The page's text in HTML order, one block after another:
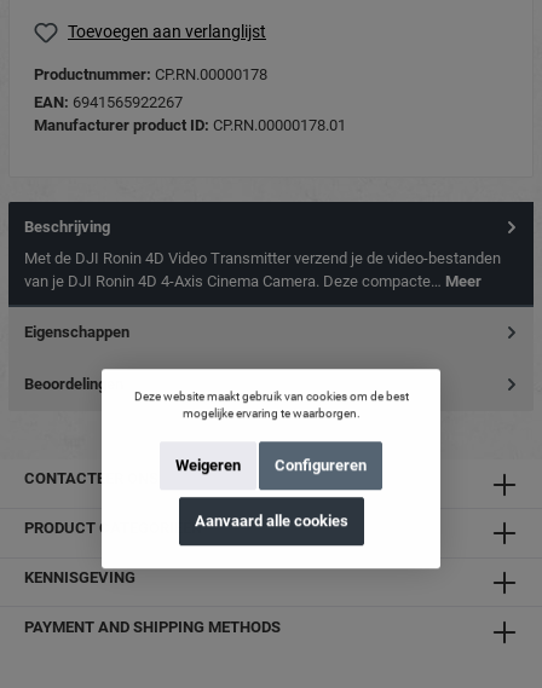
Toevoegen aan verlanglijst
Productnummer: CP.RN.00000178
EAN: 6941565922267
Manufacturer product ID: CP.RN.00000178.01
Beschrijving
Met de DJI Ronin 4D Video Transmitter verzend je de video-bestanden
van je DJI Ronin 4D 4-Axis Cinema Camera. Deze compacte… Meer
Eigenschappen
Beoordelingen
CONTACTEER ONS
PRODUCT CATEGORIEËN
KENNISGEVING
PAYMENT AND SHIPPING METHODS
Deze website maakt gebruik van cookies om de best
mogelijke ervaring te waarborgen.
Weigeren Configureren
Aanvaard alle cookies